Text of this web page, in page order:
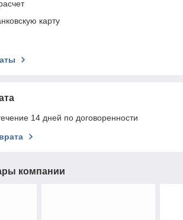
карту
14 дней по договоренности
компании